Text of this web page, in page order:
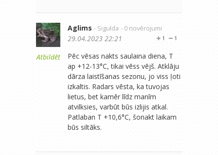
Atbildēt
Aglims - Sigulda - 0 novērojumi
1
1
29.04.2023 22:21
Pēc vēsas nakts saulaina diena, T
ap +12-13°C, tikai vēss vējš. Atklāju
dārza laistīšanas sezonu, jo viss ļoti
izkaltis. Radars vēsta, ka tuvojas
lietus, bet kamēr līdz manīm
atvilksies, varbūt būs izlijis atkal.
Patlaban T +10,6°C, šonakt laikam
būs siltāks.